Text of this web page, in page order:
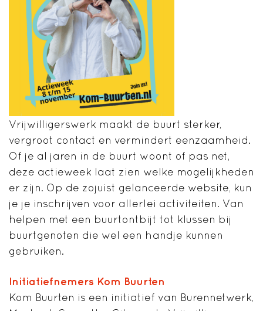
Vrijwilligerswerk maakt de buurt sterker,
vergroot contact en vermindert eenzaamheid.
Of je al jaren in de buurt woont of pas net,
deze actieweek laat zien welke mogelijkheden
er zijn. Op de zojuist gelanceerde website, kun
je je inschrijven voor allerlei activiteiten. Van
helpen met een buurtontbijt tot klussen bij
buurtgenoten die wel een handje kunnen
gebruiken.
Initiatiefnemers Kom Buurten
Kom Buurten is een initiatief van Burennetwerk,